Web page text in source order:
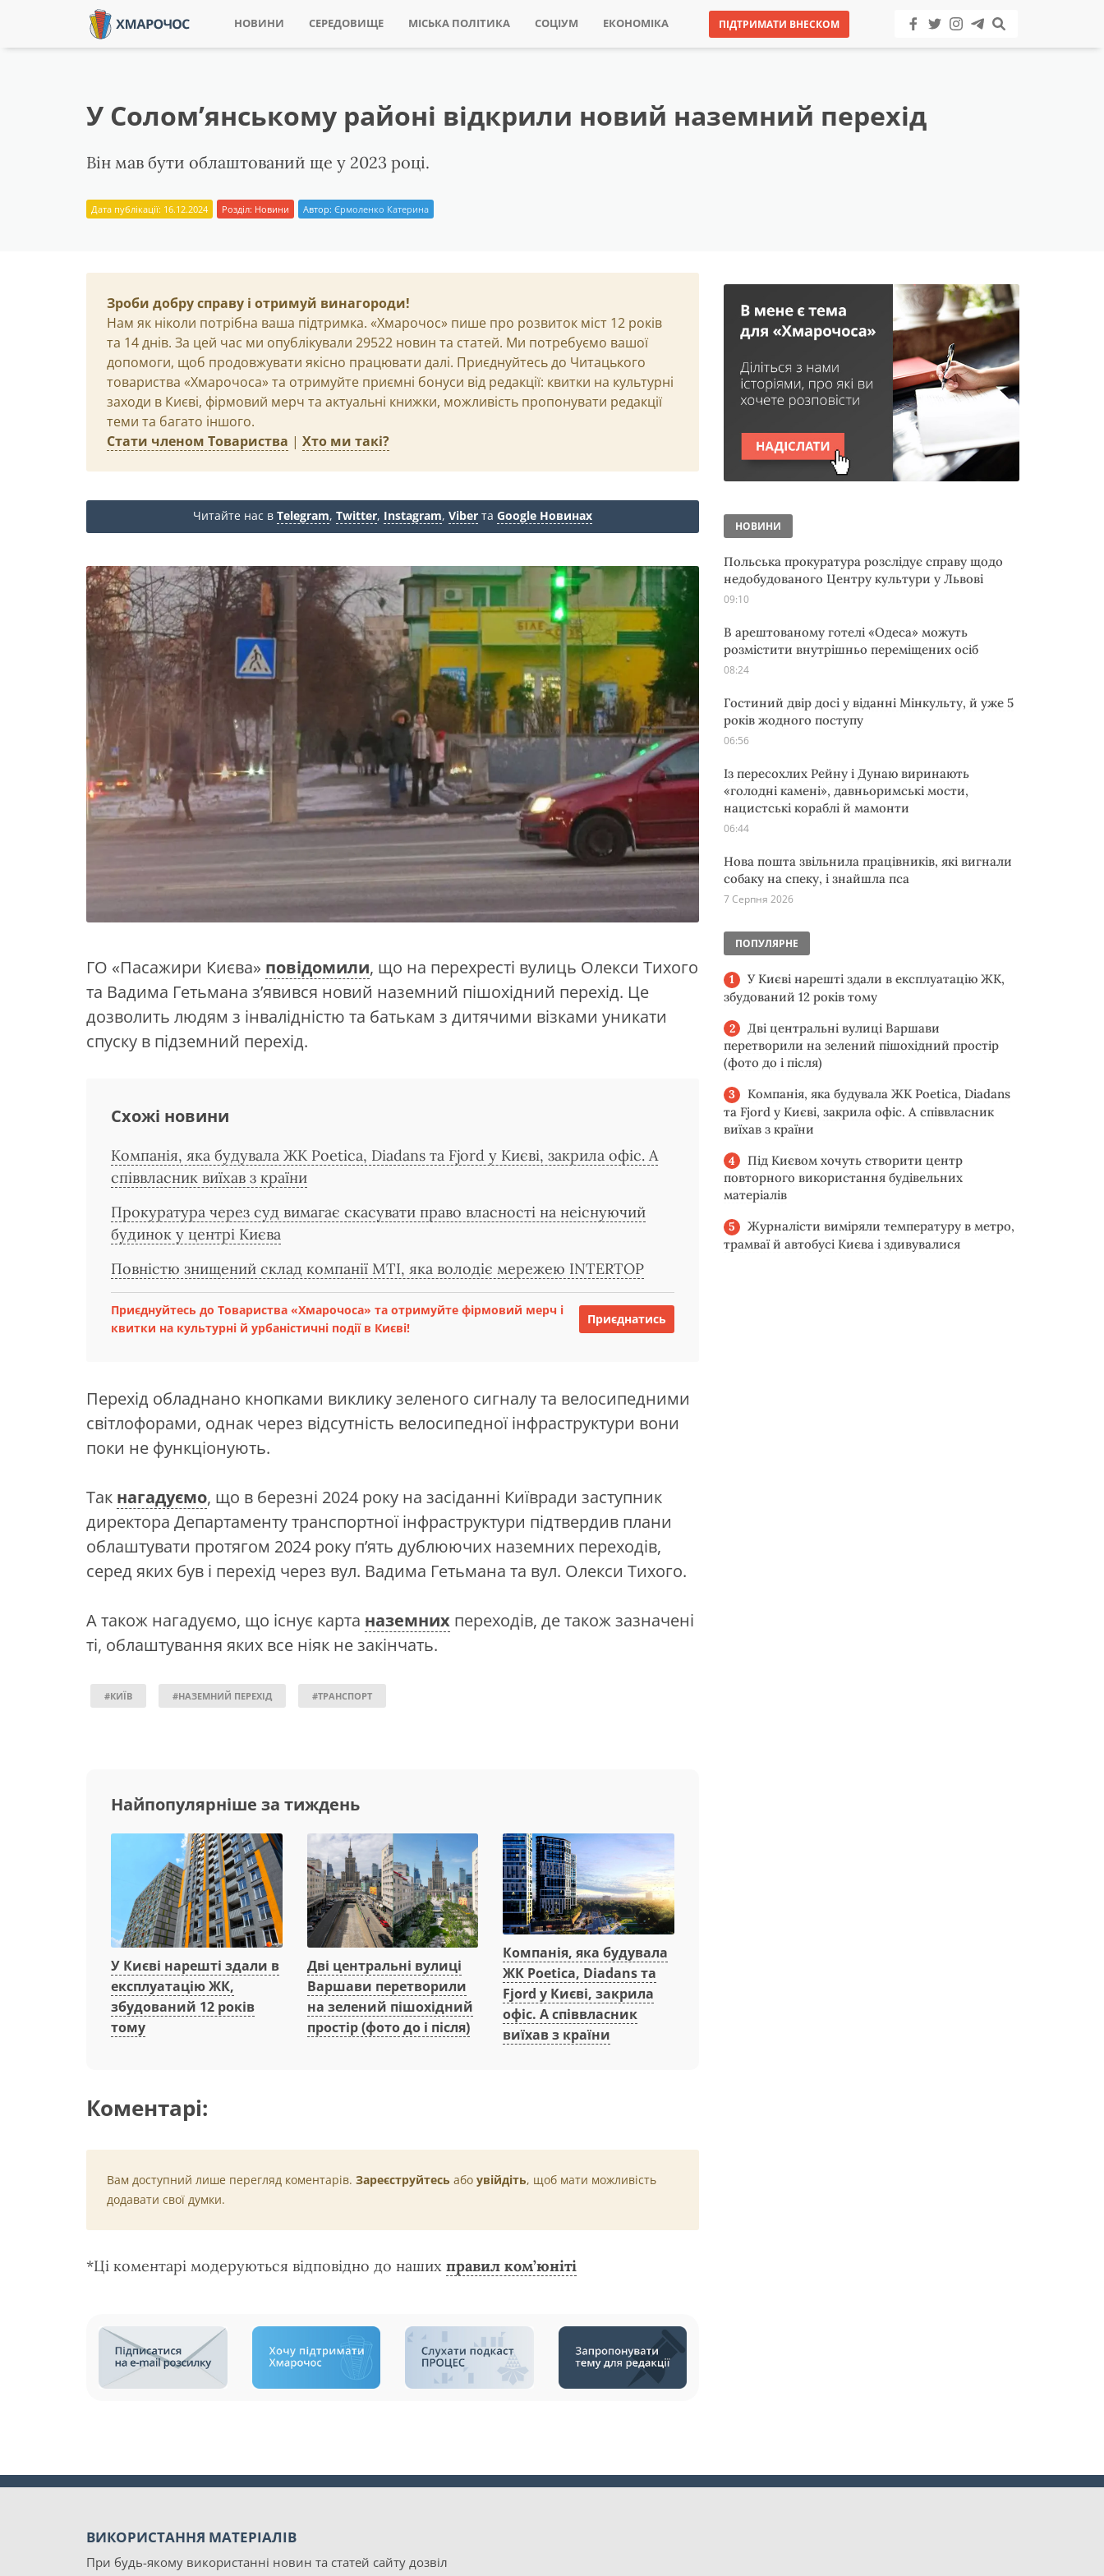
НОВИНИ СЕРЕДОВИЩЕ МІСЬКА ПОЛІТИКА СОЦІУМ ЕКОНОМІКА ПІДТРИМАТИ ВНЕСКОМ
У Солом’янському районі відкрили новий наземний перехід
Він мав бути облаштований ще у 2023 році.
Дата публікації: 16.12.2024 Розділ: Новини Автор: Єрмоленко Катерина
Зроби добру справу і отримуй винагороди!
Нам як ніколи потрібна ваша підтримка. «Хмарочос» пише про розвиток міст 12 років
та 14 днів. За цей час ми опублікували 29522 новин та статей. Ми потребуємо вашої
допомоги, щоб продовжувати якісно працювати далі. Приєднуйтесь до Читацького
товариства «Хмарочоса» та отримуйте приємні бонуси від редакції: квитки на культурні
заходи в Києві, фірмовий мерч та актуальні книжки, можливість пропонувати редакції
теми та багато іншого.
Стати членом Товариства | Хто ми такі?
Читайте нас в Telegram, Twitter, Instagram, Viber та Google Новинах
ГО «Пасажири Києва» повідомили, що на перехресті вулиць Олекси Тихого
та Вадима Гетьмана з’явився новий наземний пішохідний перехід. Це
дозволить людям з інвалідністю та батькам з дитячими візками уникати
спуску в підземний перехід.
Схожі новини
Компанія, яка будувала ЖК Poetica, Diadans та Fjord у Києві, закрила офіс. А
співвласник виїхав з країни
Прокуратура через суд вимагає скасувати право власності на неіснуючий
будинок у центрі Києва
Повністю знищений склад компанії MTI, яка володіє мережею INTERTOP
Приєднуйтесь до Товариства «Хмарочоса» та отримуйте фірмовий мерч і
квитки на культурні й урбаністичні події в Києві!
Приєднатись
Перехід обладнано кнопками виклику зеленого сигналу та велосипедними
світлофорами, однак через відсутність велосипедної інфраструктури вони
поки не функціонують.
Так нагадуємо, що в березні 2024 року на засіданні Київради заступник
директора Департаменту транспортної інфраструктури підтвердив плани
облаштувати протягом 2024 року п’ять дублюючих наземних переходів,
серед яких був і перехід через вул. Вадима Гетьмана та вул. Олекси Тихого.
А також нагадуємо, що існує карта наземних переходів, де також зазначені
ті, облаштування яких все ніяк не закінчать.
#КИЇВ #НАЗЕМНИЙ ПЕРЕХІД #ТРАНСПОРТ
Найпопулярніше за тиждень
У Києві нарешті здали в
експлуатацію ЖК,
збудований 12 років
тому
Дві центральні вулиці
Варшави перетворили
на зелений пішохідний
простір (фото до і після)
Компанія, яка будувала
ЖК Poetica, Diadans та
Fjord у Києві, закрила
офіс. А співвласник
виїхав з країни
Коментарі:
Вам доступний лише перегляд коментарів. Зареєструйтесь або увійдіть, щоб мати можливість
додавати свої думки.
*Ці коментарі модеруються відповідно до наших правил ком’юніті
НОВИНИ
Польська прокуратура розслідує справу щодо
недобудованого Центру культури у Львові
09:10
В арештованому готелі «Одеса» можуть
розмістити внутрішньо переміщених осіб
08:24
Гостиний двір досі у віданні Мінкульту, й уже 5
років жодного поступу
06:56
Із пересохлих Рейну і Дунаю виринають
«голодні камені», давньоримські мости,
нацистські кораблі й мамонти
06:44
Нова пошта звільнила працівників, які вигнали
собаку на спеку, і знайшла пса
7 Серпня 2026
ПОПУЛЯРНЕ
У Києві нарешті здали в експлуатацію ЖК,
збудований 12 років тому
Дві центральні вулиці Варшави
перетворили на зелений пішохідний простір
(фото до і після)
Компанія, яка будувала ЖК Poetica, Diadans
та Fjord у Києві, закрила офіс. А співвласник
виїхав з країни
Під Києвом хочуть створити центр
повторного використання будівельних
матеріалів
Журналісти виміряли температуру в метро,
трамваї й автобусі Києва і здивувалися
ВИКОРИСТАННЯ МАТЕРІАЛІВ
При будь-якому використанні новин та статей сайту дозвіл